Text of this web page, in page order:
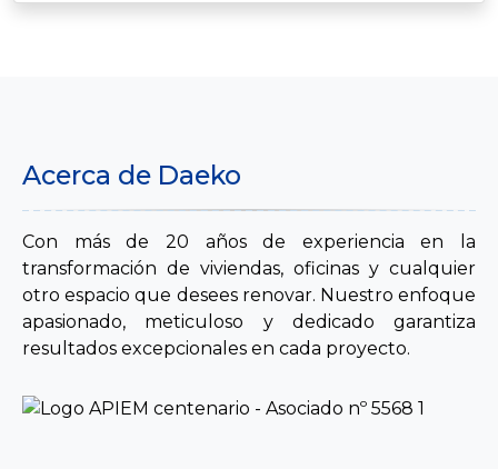
Acerca de Daeko
Con más de 20 años de experiencia en la
transformación de viviendas, oficinas y cualquier
otro espacio que desees renovar. Nuestro enfoque
apasionado, meticuloso y dedicado garantiza
resultados excepcionales en cada proyecto.